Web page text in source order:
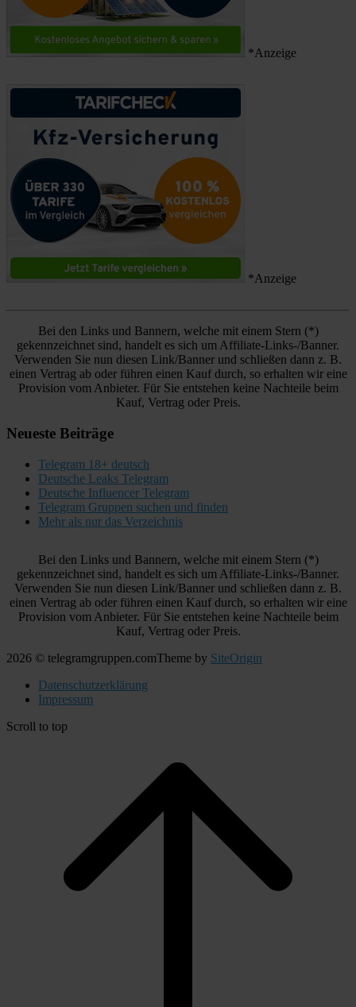
*Anzeige
*Anzeige
Bei den Links und Bannern, welche mit einem Stern (*)
gekennzeichnet sind, handelt es sich um Affiliate-Links-/Banner.
Verwenden Sie nun diesen Link/Banner und schließen dann z. B.
einen Vertrag ab oder führen einen Kauf durch, so erhalten wir eine
Provision vom Anbieter. Für Sie entstehen keine Nachteile beim
Kauf, Vertrag oder Preis.
Neueste Beiträge
Telegram 18+ deutsch
Deutsche Leaks Telegram
Deutsche Influencer Telegram
Telegram Gruppen suchen und finden
Mehr als nur das Verzeichnis
Bei den Links und Bannern, welche mit einem Stern (*)
gekennzeichnet sind, handelt es sich um Affiliate-Links-/Banner.
Verwenden Sie nun diesen Link/Banner und schließen dann z. B.
einen Vertrag ab oder führen einen Kauf durch, so erhalten wir eine
Provision vom Anbieter. Für Sie entstehen keine Nachteile beim
Kauf, Vertrag oder Preis.
2026 © telegramgruppen.comTheme by SiteOrigin
Datenschutzerklärung
Impressum
Scroll to top